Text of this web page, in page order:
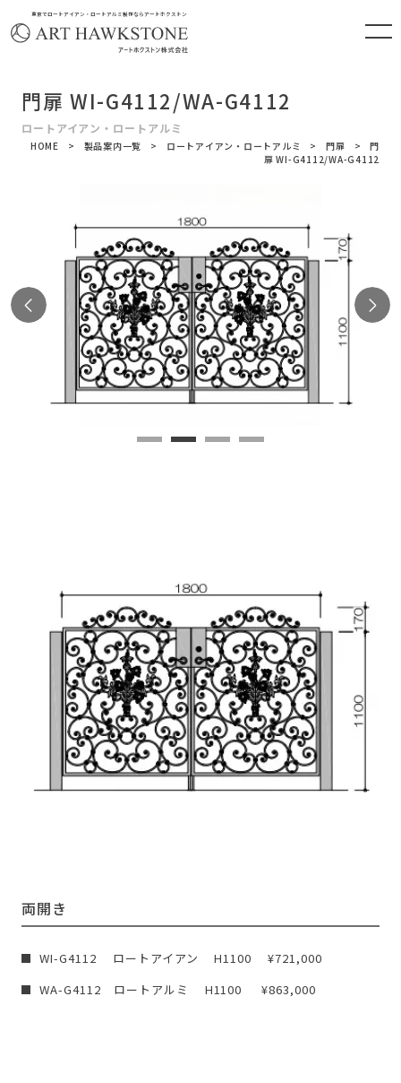
東京でロートアイアン・ロートアルミ製作ならアートホクストン
門扉 WI-G4112/WA-G4112
ロートアイアン・ロートアルミ
HOME 製品案内一覧 ロートアイアン・ロートアルミ 門扉
門
扉 WI-G4112/WA-G4112
Previous
1 2 3
両開き
WI-G4112 ロートアイアン H1100 ¥721,000
WA-G4112 ロートアルミ H1100 ¥863,000